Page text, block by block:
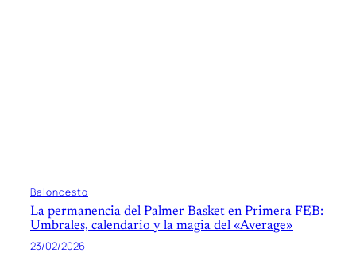
Baloncesto
La permanencia del Palmer Basket en Primera FEB:
Umbrales, calendario y la magia del «Average»
23/02/2026